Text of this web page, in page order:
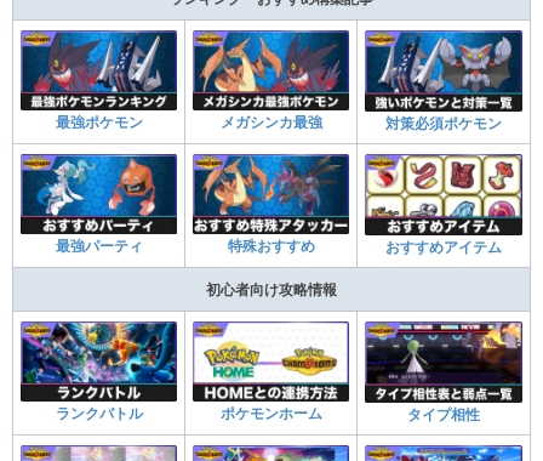
最強ポケモン メガシンカ最強 対策必須ポケモン
最強パーティ 特殊おすすめ おすすめアイテム
初心者向け攻略情報
ランクバトル ポケモンホーム タイプ相性